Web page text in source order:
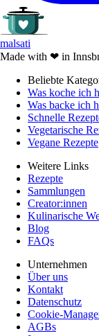
malsati
Made with ❤ in
Beliebte
Was koche ich
Was backe ich
Schnelle
Vegetarische
Vegane Rezepte
Weitere Links
Rezepte
Sammlungen
Creator:innen
Kulinarische
Blog
FAQs
Unternehmen
Über uns
Kontakt
Datenschutz
Cookie-
AGBs